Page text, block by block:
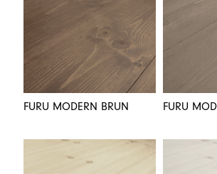
FURU MODERN BRUN FURU